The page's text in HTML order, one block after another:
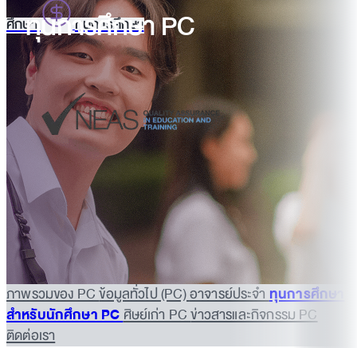
ศึกษา
ทุนการศึกษา
ทุนการศึกษา PC
ภาพรวมของ PCข้อมูลทั่วไป (PC)อาจารย์ประจำทุนการศึกษา
สำหรับนักศึกษา PCศิษย์เก่า PCข่าวสารและกิจกรรม PC
ติดต่อเรา